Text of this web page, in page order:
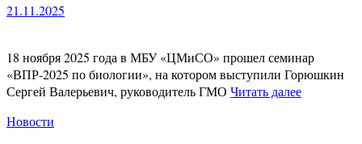
21.11.2025
18 ноября 2025 года в МБУ «ЦМиСО» прошел семинар
«ВПР-2025 по биологии», на котором выступили Горюшкин
Сергей Валерьевич, руководитель ГМО Читать далее
Новости